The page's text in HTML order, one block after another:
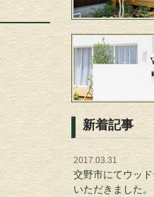
新着記事
2017.03.31
交野市にてウッ
いただきました。